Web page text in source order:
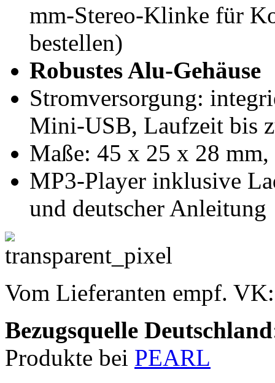
mm-Stereo-Klinke für
bestellen)
Robustes Alu-Gehäuse
Stromversorgung:
Mini-USB, Laufzeit bis
Maße: 45 x 25 x 28
MP3-Player inklusive
und deutscher Anleitung
Vom Lieferanten empf.
Bezugsquelle Deutschland
Produkte bei PEARL